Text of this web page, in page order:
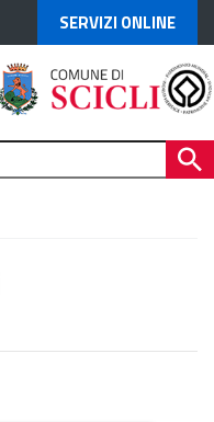
SERVIZI ONLINE